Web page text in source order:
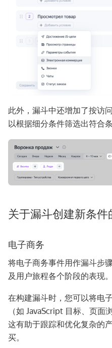
此外，漏斗中还增加了按访
以根据细分条件筛选出符合
关于漏斗创建新条件
电子商务
将电子商务事件用作漏斗步
及用户旅程各个阶段的表现。
在构建漏斗时，您可以将电
（如 JavaScript 目标、页面
这有助于跟踪和优化复杂的
买。